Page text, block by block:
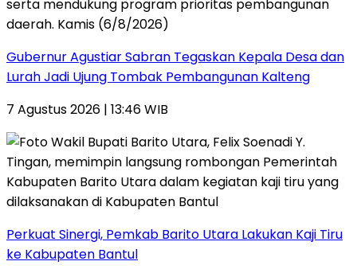
Gubernur Agustiar Sabran Tegaskan Kepala Desa dan
Lurah Jadi Ujung Tombak Pembangunan Kalteng
7 Agustus 2026 | 13:46 WIB
Perkuat Sinergi, Pemkab Barito Utara Lakukan Kaji Tiru
ke Kabupaten Bantul